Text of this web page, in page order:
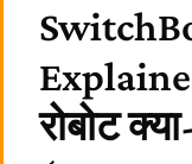
रोबोट